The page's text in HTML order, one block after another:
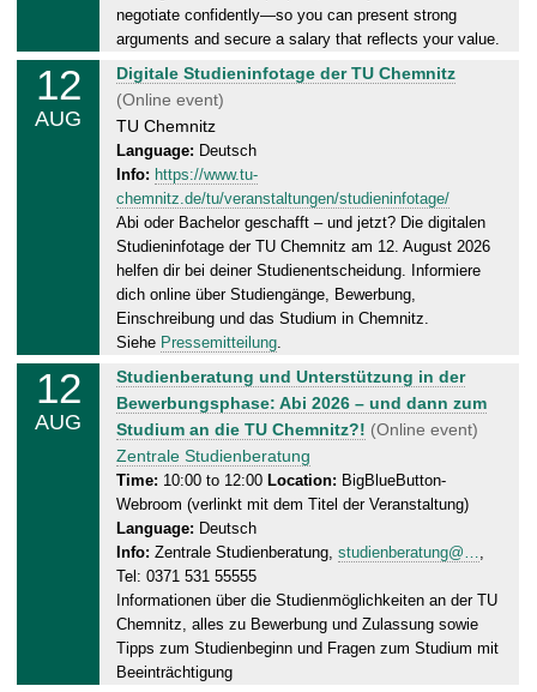
0
8
2
2
6
negotiate confidently—so you can present strong
arguments and secure a salary that reflects your value.
12
AUG
W
e
d
n
e
s
d
a
,
1
.
0
8
.
2
0
2
6
Digitale Studieninfotage der TU Chemnitz
(Online event)
TU Chemnitz
Language: Deutsch
Info: https://www.tu-
chemnitz.de/tu/veranstaltungen/studieninfotage/
Abi oder Bachelor geschafft – und jetzt? Die digitalen
Studieninfotage der TU Chemnitz am 12. August 2026
helfen dir bei deiner Studienentscheidung. Informiere
dich online über Studiengänge, Bewerbung,
Einschreibung und das Studium in Chemnitz.
Siehe Pressemitteilung.
12
AUG
W
e
d
n
e
s
d
a
y
1
2
Studienberatung und Unterstützung in der
Bewerbungsphase: Abi 2026 – und dann zum
Studium an die TU Chemnitz?! (Online event)
Zentrale Studienberatung
Time: 10:00 to 12:00 Location: BigBlueButton-
Webroom (verlinkt mit dem Titel der Veranstaltung)
Language: Deutsch
Info: Zentrale Studienberatung, studienberatung@…,
Tel: 0371 531 55555
Informationen über die Studienmöglichkeiten an der TU
Chemnitz, alles zu Bewerbung und Zulassung sowie
Tipps zum Studienbeginn und Fragen zum Studium mit
Beeinträchtigung